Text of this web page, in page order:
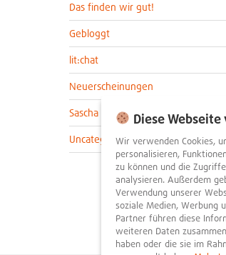
Das finden wir gut!
Gebloggt
lit:chat
Neuerscheinungen
Sascha im lit:blog
Uncategorized
Diese
Wir verwenden Cookies,
personalisieren,
zu können und die
analysieren. Außerdem
Verwendung unserer
soziale Medien, Werbung
Partner führen diese
weiteren Daten
haben oder die sie im